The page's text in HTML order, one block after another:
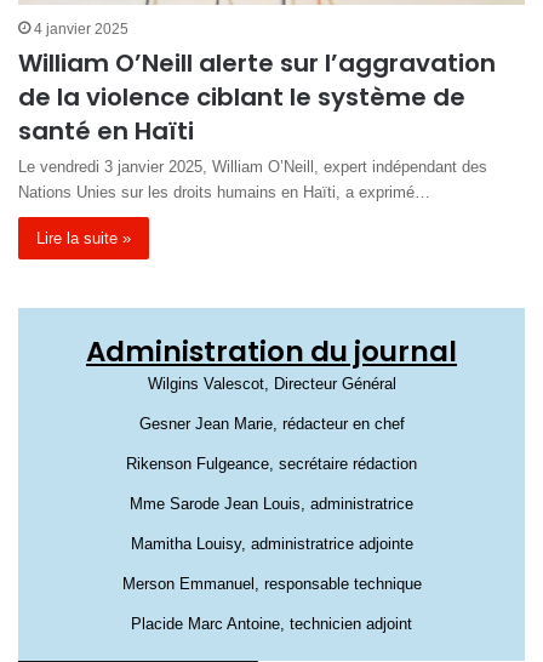
4 janvier 2025
William O’Neill alerte sur l’aggravation
de la violence ciblant le système de
santé en Haïti
Le vendredi 3 janvier 2025, William O’Neill, expert indépendant des
Nations Unies sur les droits humains en Haïti, a exprimé…
Lire la suite »
Administration du journal
Wilgins Valescot, Directeur Général
Gesner Jean Marie, rédacteur en chef
Rikenson Fulgeance, secrétaire rédaction
Mme Sarode Jean Louis, administratrice
Mamitha Louisy, administratrice adjointe
Merson Emmanuel, responsable technique
Placide Marc Antoine, technicien adjoint